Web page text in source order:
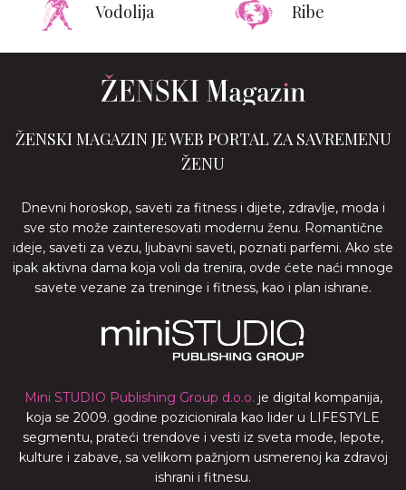
Vodolija Ribe
ŽENSKI MAGAZIN JE WEB PORTAL ZA SAVREMENU
ŽENU
Dnevni horoskop, saveti za fitness i dijete, zdravlje, moda i
sve sto može zainteresovati modernu ženu. Romantične
ideje, saveti za vezu, ljubavni saveti, poznati parfemi. Ako ste
ipak aktivna dama koja voli da trenira, ovde ćete naći mnoge
savete vezane za treninge i fitness, kao i plan ishrane.
Mini STUDIO Publishing Group d.o.o. je digital kompanija,
koja se 2009. godine pozicionirala kao lider u LIFESTYLE
segmentu, prateći trendove i vesti iz sveta mode, lepote,
kulture i zabave, sa velikom pažnjom usmerenoj ka zdravoj
ishrani i fitnesu.